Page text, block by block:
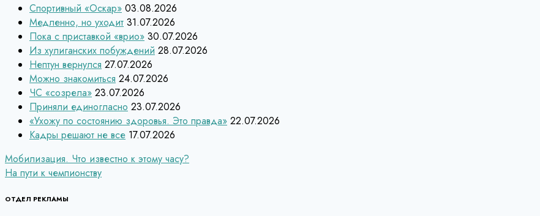
Спортивный «Оскар» 03.08.2026
Медленно, но уходит 31.07.2026
Пока с приставкой «врио» 30.07.2026
Из хулиганских побуждений 28.07.2026
Нептун вернулся 27.07.2026
Можно знакомиться 24.07.2026
ЧС «созрела» 23.07.2026
Приняли единогласно 23.07.2026
«Ухожу по состоянию здоровья. Это правда» 22.07.2026
Кадры решают не все 17.07.2026
Навигация
по
записям
Мобилизация. Что известно к этому часу?
На пути к чемпионству
ОТДЕЛ РЕКЛАМЫ